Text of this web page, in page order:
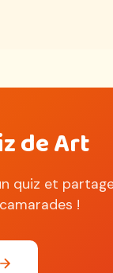
de Art
quiz et
!